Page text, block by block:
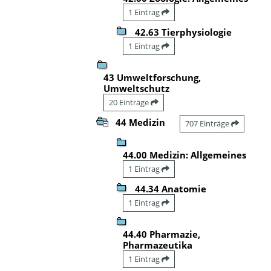
1 Eintrag
42.63 Tierphysiologie
1 Eintrag
43 Umweltforschung,
Umweltschutz
20 Einträge
44 Medizin 707 Einträge
44.00 Medizin: Allgemeines
1 Eintrag
44.34 Anatomie
1 Eintrag
44.40 Pharmazie,
Pharmazeutika
1 Eintrag